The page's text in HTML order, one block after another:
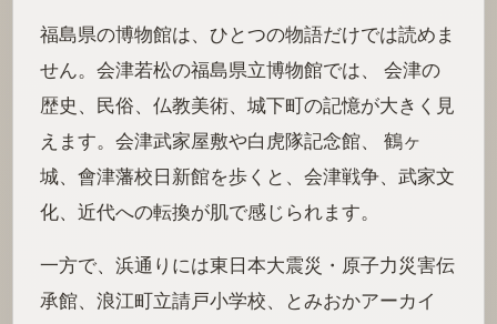
福島県の博物館は、ひとつの物語だけでは読めま
せん。会津若松の福島県立博物館では、 会津の
歴史、民俗、仏教美術、城下町の記憶が大きく見
えます。会津武家屋敷や白虎隊記念館、 鶴ヶ
城、會津藩校日新館を歩くと、会津戦争、武家文
化、近代への転換が肌で感じられます。
一方で、浜通りには東日本大震災・原子力災害伝
承館、浪江町立請戸小学校、とみおかアーカイ